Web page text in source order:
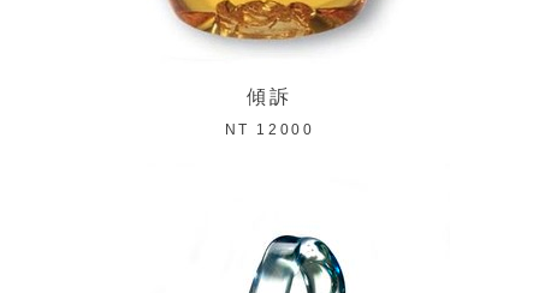
傾訴
NT 12000